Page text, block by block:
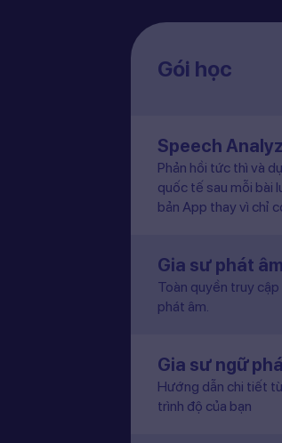
Gói học
Speech
Phản hồi tức thì và
quốc tế sau mỗi bài
bản App thay vì chỉ
Gia sư phát
Toàn quyền truy
phát âm.
Gia sư ngữ
Hướng dẫn chi tiết
trình độ của bạn